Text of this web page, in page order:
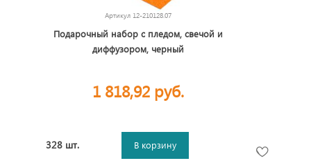
Артикул 12-210128.07
Подарочный набор с пледом, свечой и
диффузором, черный
1 818,92 руб.
328 шт. В корзину